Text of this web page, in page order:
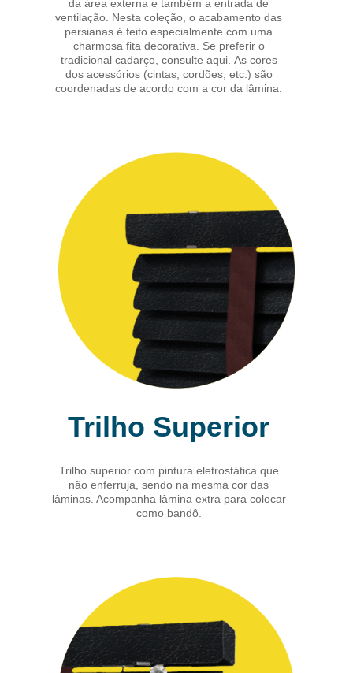
da área externa e também a entrada de
ventilação. Nesta coleção, o acabamento das
persianas é feito especialmente com uma
charmosa fita decorativa. Se preferir o
tradicional cadarço, consulte aqui. As cores
dos acessórios (cintas, cordões, etc.) são
coordenadas de acordo com a cor da lâmina.
Trilho Superior
Trilho superior com pintura eletrostática que
não enferruja, sendo na mesma cor das
lâminas. Acompanha lâmina extra para colocar
como bandô.